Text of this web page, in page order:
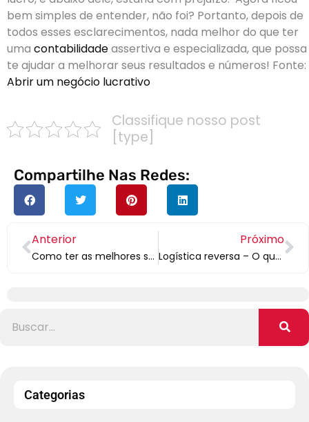
bem simples de entender, não foi? Portanto, depois de
todos esses esclarecimentos, nada melhor do que ter
uma contabilidadeassertiva e especializada, que possa
te ajudar a melhorar seus resultados e números! Fonte:
Abrir um negócio lucrativo
Classifique nosso post
[type]
Compartilhe Nas Redes:
Anterior
Como ter as melhores sugestões de nomes para empresas?
Próximo
Logística reversa – O que é e como aplicá-la à sua indústria?
Categorias